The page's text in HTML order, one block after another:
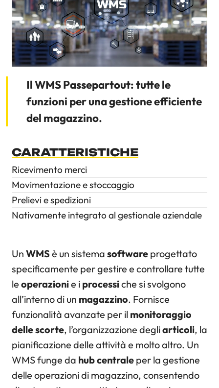
Servizi
Occasioni
Blog
Il WMS Passepartout: tutte le
funzioni per una gestione efficiente
del magazzino.
CARATTERISTICHE
Ricevimento merci
Movimentazione e stoccaggio
Prelievi e spedizioni
Nativamente integrato al gestionale aziendale
Un WMS è un sistema software progettato
specificamente per gestire e controllare tutte
le operazionie i processiche si svolgono
all’interno di un magazzino. Fornisce
funzionalità avanzate per il monitoraggio
delle scorte, l’organizzazione degliarticoli, la
pianificazione delle attività e molto altro. Un
WMS funge da hub centrale per la gestione
delle operazioni di magazzino, consentendo